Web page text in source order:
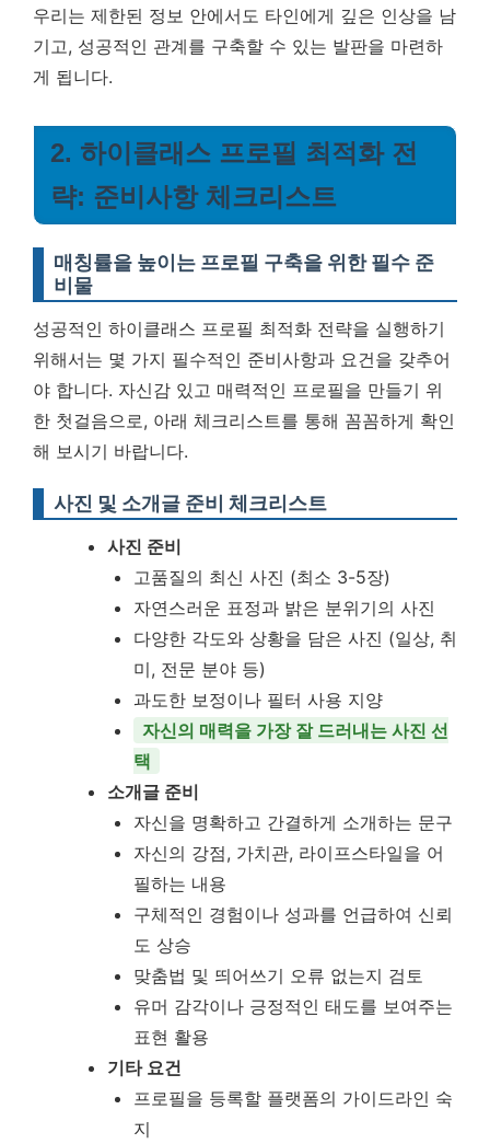
우리는 제한된 정보 안에서도 타인에게 깊은 인상을 남
기고, 성공적인 관계를 구축할 수 있는 발판을 마련하
게 됩니다.
2. 하이클래스 프로필 최적화 전
략: 준비사항 체크리스트
매칭률을 높이는 프로필 구축을 위한 필수 준
비물
성공적인 하이클래스 프로필 최적화 전략을 실행하기
위해서는 몇 가지 필수적인 준비사항과 요건을 갖추어
야 합니다. 자신감 있고 매력적인 프로필을 만들기 위
한 첫걸음으로, 아래 체크리스트를 통해 꼼꼼하게 확인
해 보시기 바랍니다.
사진 및 소개글 준비 체크리스트
사진 준비
고품질의 최신 사진 (최소 3-5장)
자연스러운 표정과 밝은 분위기의 사진
다양한 각도와 상황을 담은 사진 (일상, 취
미, 전문 분야 등)
과도한 보정이나 필터 사용 지양
자신의 매력을 가장 잘 드러내는 사진 선
택
소개글 준비
자신을 명확하고 간결하게 소개하는 문구
자신의 강점, 가치관, 라이프스타일을 어
필하는 내용
구체적인 경험이나 성과를 언급하여 신뢰
도 상승
맞춤법 및 띄어쓰기 오류 없는지 검토
유머 감각이나 긍정적인 태도를 보여주는
표현 활용
기타 요건
프로필을 등록할 플랫폼의 가이드라인 숙
지